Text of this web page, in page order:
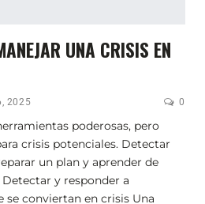
UNA CRISIS EN
2025 0
poderosas, pero
crisis potenciales. Detectar
un plan y aprender de
Detectar y responder a
se conviertan en crisis Una